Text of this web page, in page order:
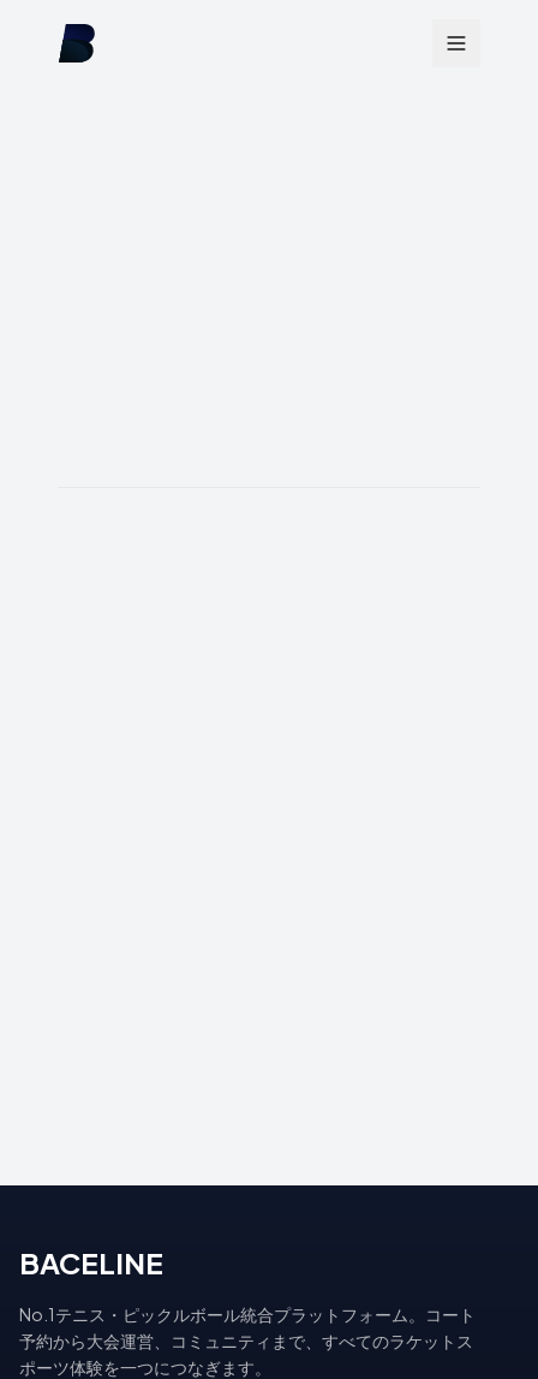
BACELINE
No.1テニス・ピックルボール統合プラットフォーム。コート
予約から大会運営、コミュニティまで、すべてのラケットス
ポーツ体験を一つにつなぎます。